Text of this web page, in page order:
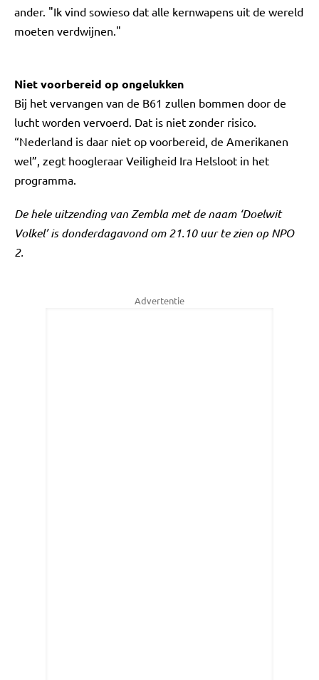
ander. "Ik vind sowieso dat alle kernwapens uit de wereld
moeten verdwijnen."
Niet voorbereid op ongelukken
Bij het vervangen van de B61 zullen bommen door de
lucht worden vervoerd. Dat is niet zonder risico.
“Nederland is daar niet op voorbereid, de Amerikanen
wel”, zegt hoogleraar Veiligheid Ira Helsloot in het
programma.
De hele uitzending van Zembla met de naam ‘Doelwit
Volkel’ is donderdagavond om 21.10 uur te zien op NPO
2.
Advertentie